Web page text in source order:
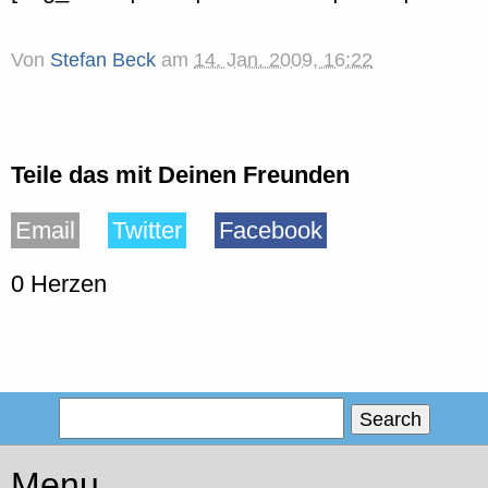
Von Stefan Beck am 14. Jan. 2009, 16:22
Teile das mit Deinen Freunden
Email Twitter
Facebook
0 Herzen